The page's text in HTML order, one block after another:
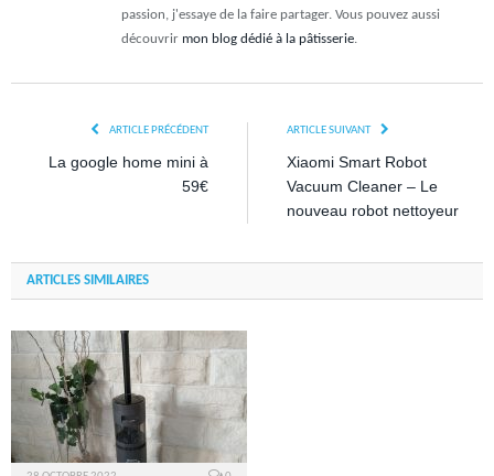
passion, j'essaye de la faire partager. Vous pouvez aussi
découvrir mon blog dédié à la pâtisserie.
ARTICLE PRÉCÉDENT
La google home mini à
59€
ARTICLE SUIVANT
Xiaomi Smart Robot
Vacuum Cleaner – Le
nouveau robot nettoyeur
ARTICLES SIMILAIRES